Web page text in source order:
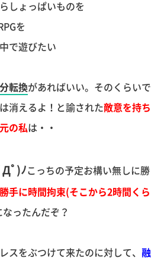
しょっぱいものを
を
で遊びたい
転換があればいい。そのくらいで
は消えるよ！と諭された敵意を持ち
の私は・・
Дﾟ)ﾉこっちの予定お構い無しに勝
勝手に時間拘束(そこから2時間くら
ったんだぞ？
スをぶつけて来たのに対して、 融